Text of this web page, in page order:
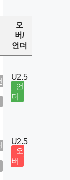
오
버/
언더
U2.5
언
더
U2.5
오
버